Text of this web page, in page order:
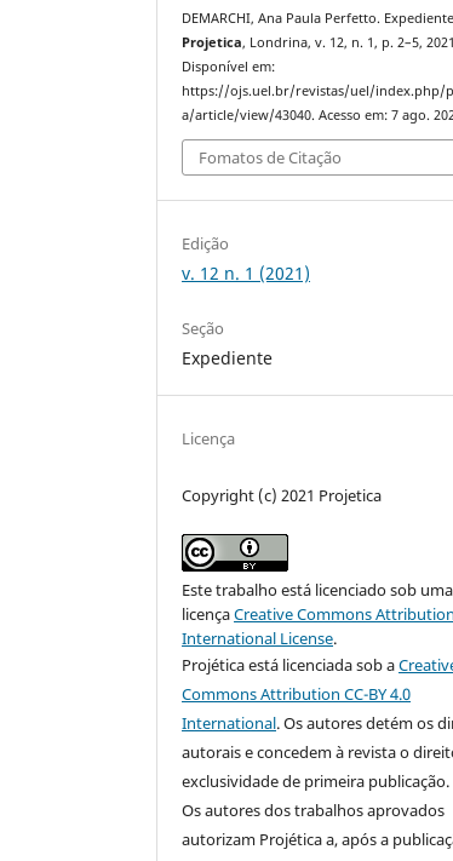
DEMARCHI, Ana Paula Perfetto.
Projetica, Londrina, v. 12, n. 1, p. 2–5,
Disponível em:
https://ojs.uel.br/revistas/uel/index.php/
a/article/view/43040. Acesso em: 7 ago.
Fomatos de Citação
Edição
v. 12 n. 1 (2021)
Seção
Expediente
Licença
Copyright (c) 2021 Projetica
Este trabalho está licenciado sob uma
licençaCreative Commons
International License.
Projética está licenciada sob a
Commons Attribution CC-BY 4.0
International. Os autores detém os
autorais e concedem à revista o
exclusividade de primeira publicação.
Os autores dos trabalhos aprovados
autorizam Projética a, após a